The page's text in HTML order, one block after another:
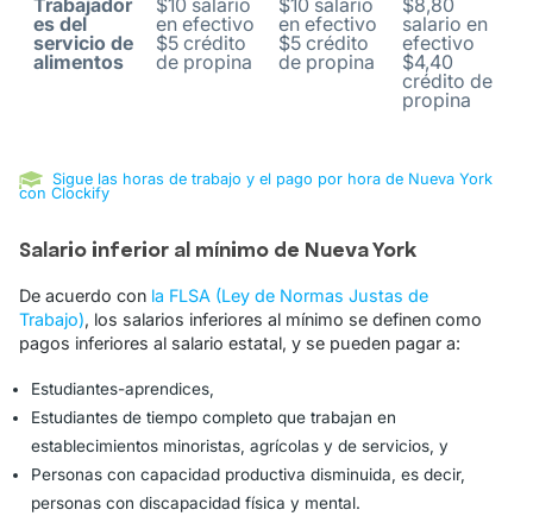
Trabajador
es del
servicio de
alimentos
$10 salario
en efectivo
$5 crédito
de propina
$10 salario
en efectivo
$5 crédito
de propina
$8,80
salario en
efectivo
$4,40
crédito de
propina
Sigue las horas de trabajo y el pago por hora de Nueva York
con Clockify
Salario inferior al mínimo de Nueva York
De acuerdo con la FLSA (Ley de Normas Justas de
Trabajo), los salarios inferiores al mínimo se definen como
pagos inferiores al salario estatal, y se pueden pagar a:
Estudiantes-aprendices,
Estudiantes de tiempo completo que trabajan en
establecimientos minoristas, agrícolas y de servicios, y
Personas con capacidad productiva disminuida, es decir,
personas con discapacidad física y mental.